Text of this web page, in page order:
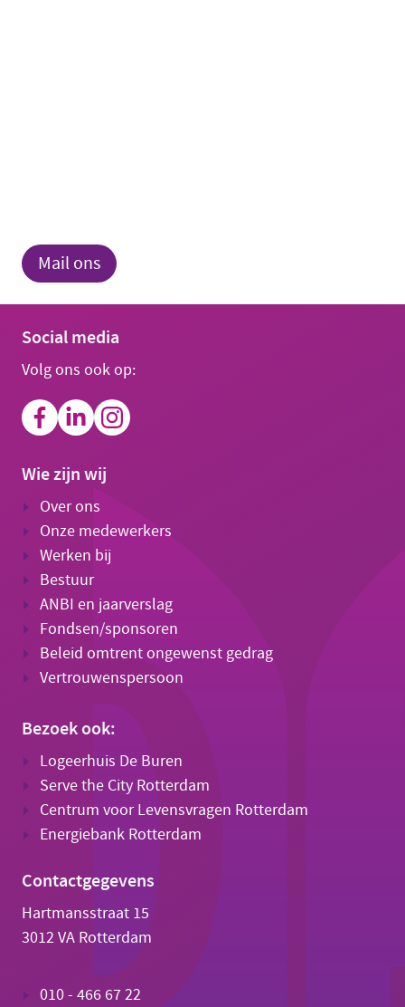
Mail ons
Social media
Volg ons ook op:
Wie zijn wij
Over ons
Onze medewerkers
Werken bij
Bestuur
ANBI en jaarverslag
Fondsen/sponsoren
Beleid omtrent ongewenst gedrag
Vertrouwenspersoon
Bezoek ook:
Logeerhuis De Buren
Serve the City Rotterdam
Centrum voor Levensvragen Rotterdam
Energiebank Rotterdam
Contactgegevens
Hartmansstraat 15
3012 VA Rotterdam
010 - 466 67 22